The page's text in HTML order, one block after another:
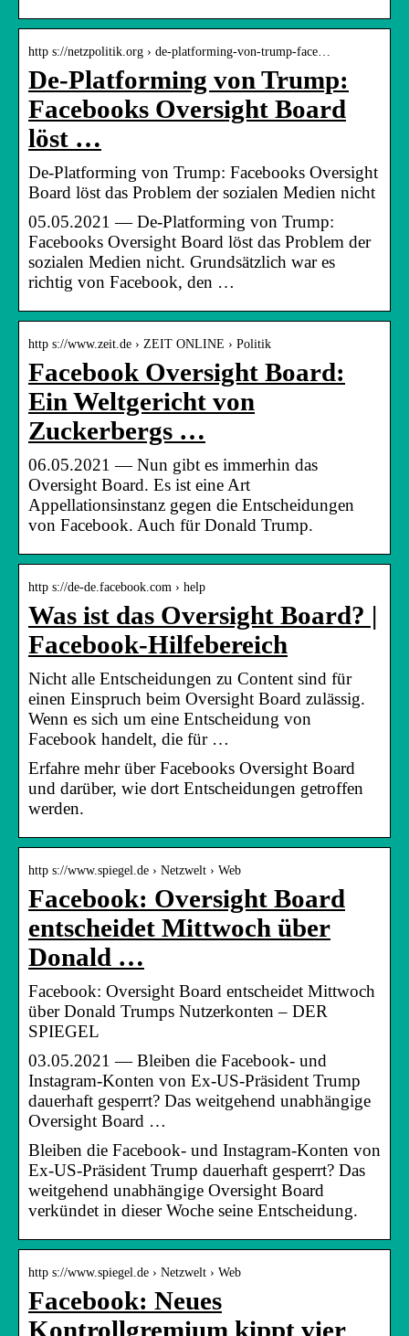
http s://netzpolitik.org › de-platforming-von-trump-face…
De-Platforming von Trump:
Facebooks Oversight Board
löst …
De-Platforming von Trump: Facebooks Oversight
Board löst das Problem der sozialen Medien nicht
05.05.2021 — De-Platforming von Trump:
Facebooks Oversight Board löst das Problem der
sozialen Medien nicht. Grundsätzlich war es
richtig von Facebook, den …
http s://www.zeit.de › ZEIT ONLINE › Politik
Facebook Oversight Board:
Ein Weltgericht von
Zuckerbergs …
06.05.2021 — Nun gibt es immerhin das
Oversight Board. Es ist eine Art
Appellationsinstanz gegen die Entscheidungen
von Facebook. Auch für Donald Trump.
http s://de-de.facebook.com › help
Was ist das Oversight Board? |
Facebook-Hilfebereich
Nicht alle Entscheidungen zu Content sind für
einen Einspruch beim Oversight Board zulässig.
Wenn es sich um eine Entscheidung von
Facebook handelt, die für …
Erfahre mehr über Facebooks Oversight Board
und darüber, wie dort Entscheidungen getroffen
werden.
http s://www.spiegel.de › Netzwelt › Web
Facebook: Oversight Board
entscheidet Mittwoch über
Donald …
Facebook: Oversight Board entscheidet Mittwoch
über Donald Trumps Nutzerkonten – DER
SPIEGEL
03.05.2021 — Bleiben die Facebook- und
Instagram-Konten von Ex-US-Präsident Trump
dauerhaft gesperrt? Das weitgehend unabhängige
Oversight Board …
Bleiben die Facebook- und Instagram-Konten von
Ex-US-Präsident Trump dauerhaft gesperrt? Das
weitgehend unabhängige Oversight Board
verkündet in dieser Woche seine Entscheidung.
http s://www.spiegel.de › Netzwelt › Web
Facebook: Neues
Kontrollgremium kippt vier